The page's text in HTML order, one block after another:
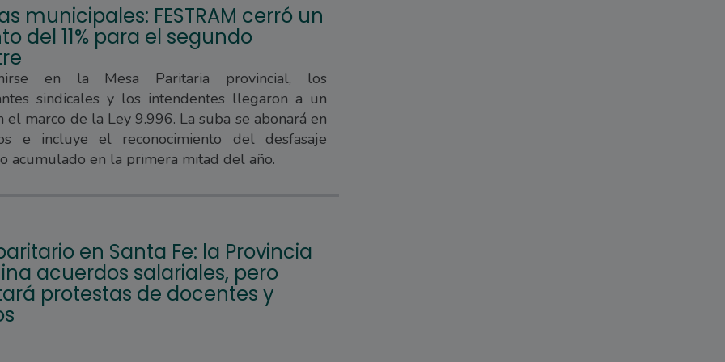
municipales: FESTRAM cerró un
del 11% para el segundo
en la Mesa Paritaria provincial, los
sindicales y los intendentes llegaron a un
el marco de la Ley 9.996. La suba se abonará en
e incluye el reconocimiento del desfasaje
acumulado en la primera mitad del año.
en Santa Fe: la Provincia
acuerdos salariales, pero
protestas de docentes y